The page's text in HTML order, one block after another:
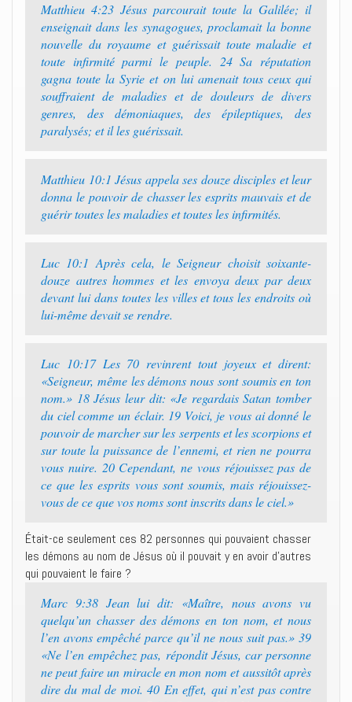
Matthieu 4:23 Jésus parcourait toute la Galilée; il
enseignait dans les synagogues, proclamait la bonne
nouvelle du royaume et guérissait toute maladie et
toute infirmité parmi le peuple. 24 Sa réputation
gagna toute la Syrie et on lui amenait tous ceux qui
souffraient de maladies et de douleurs de divers
genres, des démoniaques, des épileptiques, des
paralysés; et il les guérissait.
Matthieu 10:1 Jésus appela ses douze disciples et leur
donna le pouvoir de chasser les esprits mauvais et de
guérir toutes les maladies et toutes les infirmités.
Luc 10:1 Après cela, le Seigneur choisit soixante-
douze autres hommes et les envoya deux par deux
devant lui dans toutes les villes et tous les endroits où
lui-même devait se rendre.
Luc 10:17 Les 70 revinrent tout joyeux et dirent:
«Seigneur, même les démons nous sont soumis en ton
nom.» 18 Jésus leur dit: «Je regardais Satan tomber
du ciel comme un éclair. 19 Voici, je vous ai donné le
pouvoir de marcher sur les serpents et les scorpions et
sur toute la puissance de l’ennemi, et rien ne pourra
vous nuire. 20 Cependant, ne vous réjouissez pas de
ce que les esprits vous sont soumis, mais réjouissez-
vous de ce que vos noms sont inscrits dans le ciel.»
Était-ce seulement ces 82 personnes qui pouvaient chasser
les démons au nom de Jésus où il pouvait y en avoir d’autres
qui pouvaient le faire ?
Marc 9:38 Jean lui dit: «Maître, nous avons vu
quelqu’un chasser des démons en ton nom, et nous
l’en avons empêché parce qu’il ne nous suit pas.» 39
«Ne l’en empêchez pas, répondit Jésus, car personne
ne peut faire un miracle en mon nom et aussitôt après
dire du mal de moi. 40 En effet, qui n’est pas contre